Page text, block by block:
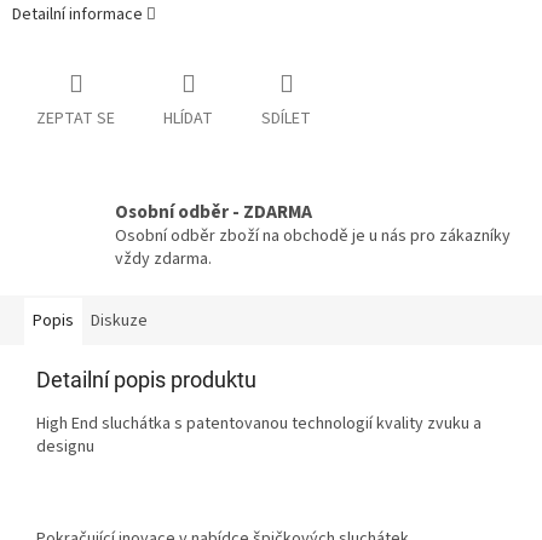
Detailní informace
ZEPTAT SE HLÍDAT SDÍLET
Osobní odběr - ZDARMA
Osobní odběr zboží na obchodě je u nás pro zákazníky
vždy zdarma.
Popis Diskuze
Detailní popis produktu
High End sluchátka s patentovanou technologií kvality zvuku a
designu